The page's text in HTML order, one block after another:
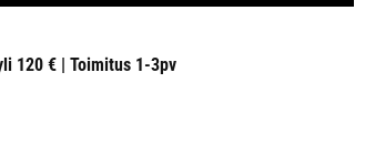
120 € | Toimitus 1-3pv